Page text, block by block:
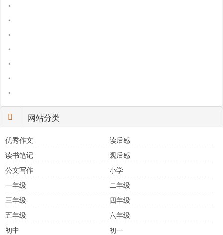
•
•
•
•
•
•
•
网站分类
优秀作文
读后感
读书笔记
观后感
公文写作
小学
一年级
二年级
三年级
四年级
五年级
六年级
初中
初一